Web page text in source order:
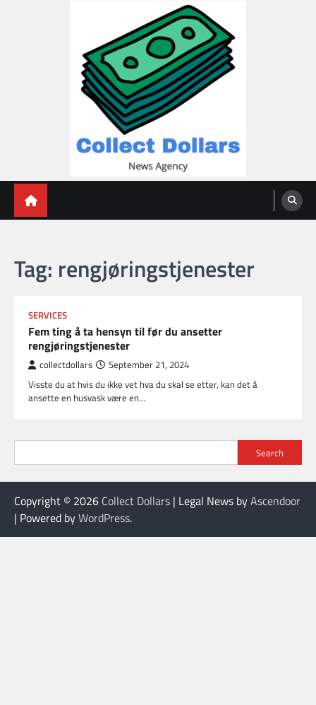
Tag: rengjøringstjenester
SERVICES
Fem ting å ta hensyn til før du ansetter
rengjøringstjenester
collectdollars September 21, 2024
Visste du at hvis du ikke vet hva du skal se etter, kan det å
ansette en husvask være en…
Search
Copyright © 2026 Collect Dollars | Legal News byAscendoor
| Powered byWordPress.